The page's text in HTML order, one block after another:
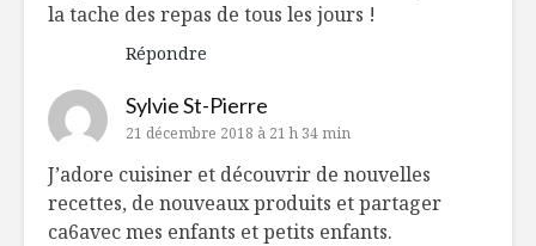
la tache des repas de tous les jours !
Répondre
Sylvie St-Pierre
21 décembre 2018 à 21 h 34 min
J’adore cuisiner et découvrir de nouvelles
recettes, de nouveaux produits et partager
ca6avec mes enfants et petits enfants.